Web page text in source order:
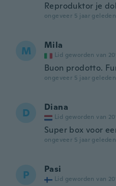
Reproduktor je
ongeveer 5 jaar geleden
M Mila
Lid geworden van
Buon prodotto.
ongeveer 5 jaar geleden
D Diana
Lid geworden van
Super box voor
ongeveer 5 jaar geleden
P Pasi
Lid geworden van